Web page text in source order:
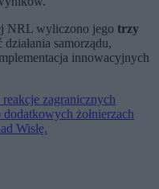
NRL wyliczono jego trzy
samorządu,
innowacyjnych
zagranicznych
żołnierzach
Wisłę.